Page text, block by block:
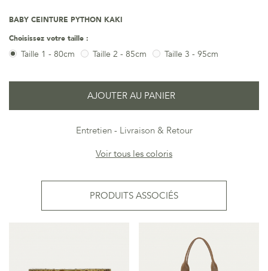
BABY CEINTURE PYTHON KAKI
Choisissez votre taille :
Taille 1 - 80cm Taille 2 - 85cm Taille 3 - 95cm
AJOUTER AU PANIER
Entretien
Livraison & Retour
Voir tous les coloris
PRODUITS ASSOCIÉS